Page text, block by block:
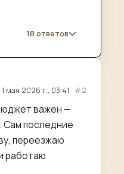
18 ответов
1 мая 2026 г., 03:41 · #2
важен —
Сам последние
переезжаю
работаю